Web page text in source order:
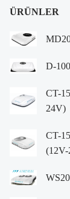
ÜRÜNLER
D-
CT-
24V)
CT-